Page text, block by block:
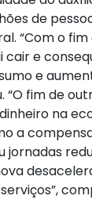
de
“Com o fim
cair e
e
“O fim de
na
a
jornadas